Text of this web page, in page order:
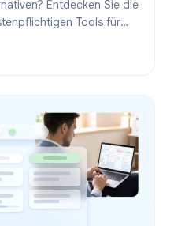
Entdecken Sie die
Tools für
im Jahr 2026: